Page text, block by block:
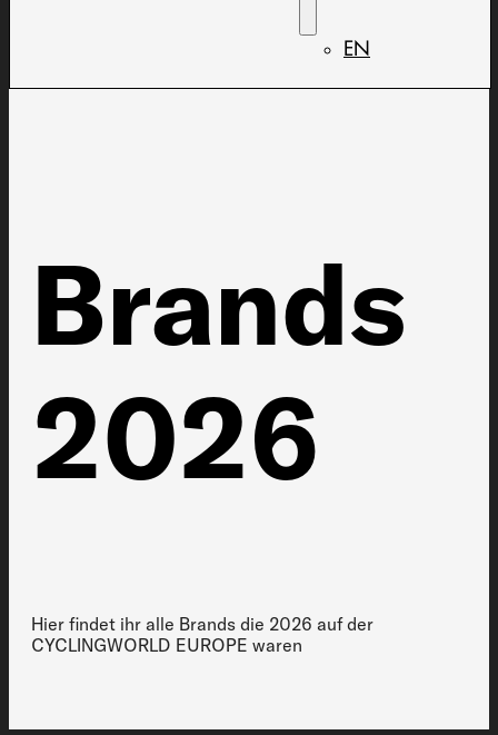
EN
Brands
2026
Hier findet ihr alle Brands die 2026 auf der
CYCLINGWORLD EUROPE waren